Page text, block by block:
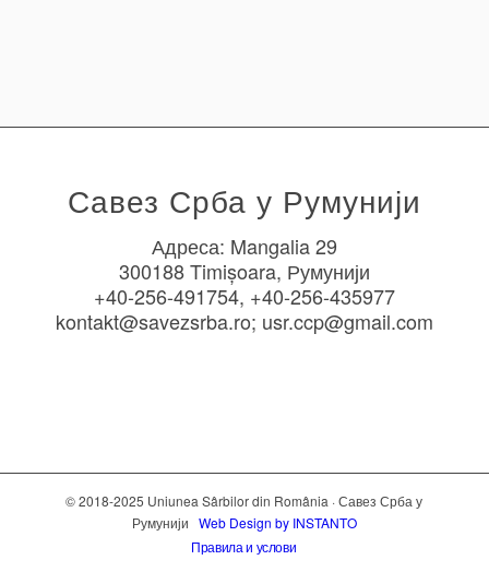
Савез Срба у Румунији
Адреса: Mangalia 29
300188 Timișoara, Румунији
+40-256-491754, +40-256-435977
kontakt@savezsrba.ro; usr.ccp@gmail.com
© 2018-2025 Uniunea Sârbilor din România · Савез Срба у
Румунији Web Design by INSTANTO
Правила и услови